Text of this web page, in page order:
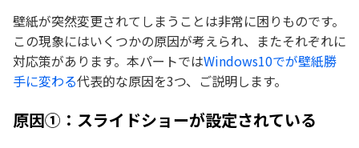
壁紙が突然変更されてしまうことは非常に困りものです。
この現象にはいくつかの原因が考えられ、またそれぞれに
対応策があります。本パートではWindows10でが壁紙勝
手に変わる代表的な原因を3つ、ご説明します。
原因①：スライドショーが設定されている